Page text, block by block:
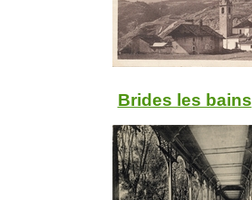
Brides les bains